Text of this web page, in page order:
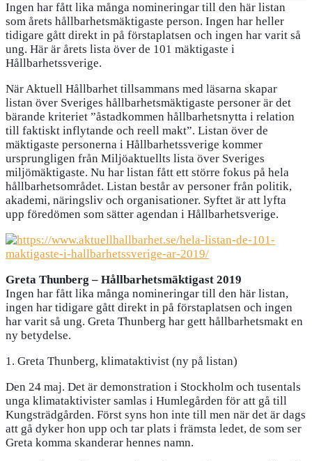
Ingen har fått lika många nomineringar till den här listan
som årets hållbarhetsmäktigaste person. Ingen har heller
tidigare gått direkt in på första­platsen och ingen har varit så
ung. Här är årets lista över de 101 mäktigaste i
Hållbarhetssverige.
När Aktuell Hållbarhet tillsammans med läsarna skapar
listan över Sveriges hållbarhetsmäktigaste personer är det
bärande kriteriet ”åstadkommen hållbarhetsnytta i relation
till faktiskt inflytande och reell makt”. Listan över de
mäktigaste personerna i Hållbarhetssverige kommer
ursprungligen från Miljöaktuellts lista över Sveriges
miljömäktigaste. Nu har listan fått ett större fokus på hela
hållbarhetsområdet. Listan består av personer från politik,
akademi, näringsliv och organisationer. Syftet är att lyfta
upp föredömen som sätter agendan i Hållbarhetsverige.
Greta Thunberg – Hållbarhetsmäktigast 2019
Ingen har fått lika många nomineringar till den här listan,
ingen har tidigare gått direkt in på första­platsen och ingen
har varit så ung. Greta Thunberg har gett hållbarhetsmakt en
ny betydelse.
1. Greta Thunberg, klimataktivist (ny på listan)
Den 24 maj. Det är demonstration i Stockholm och tusentals
unga klimataktivister samlas i Humlegården för att gå till
Kungsträdgården. Först syns hon inte till men när det är dags
att gå dyker hon upp och tar plats i främsta ledet, de som ser
Greta komma skanderar hennes namn.